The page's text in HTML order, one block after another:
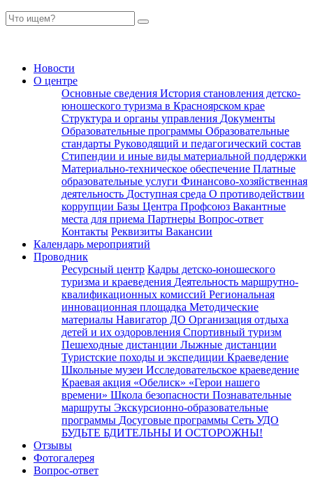
Новости
О центре
Основные сведения История становления детско-
юношеского туризма в Красноярском крае
Структура и органы управления Документы
Образовательные программы Образовательные
стандарты Руководящий и педагогический состав
Стипендии и иные виды материальной поддержки
Материально-техническое обеспечение Платные
образовательные услуги Финансово-хозяйственная
деятельность Доступная среда О противодействии
коррупции Базы Центра Профсоюз Вакантные
места для приема Партнеры Вопрос-ответ
Контакты Реквизиты Вакансии
Календарь мероприятий
Проводник
Ресурсный центр Кадры детско-юношеского
туризма и краеведения Деятельность маршрутно-
квалификационных комиссий Региональная
инновационная площадка Методические
материалы Навигатор ДО Организация отдыха
детей и их оздоровления Спортивный туризм
Пешеходные дистанции Лыжные дистанции
Туристские походы и экспедиции Краеведение
Школьные музеи Исследовательское краеведение
Краевая акция «Обелиск» «Герои нашего
времени» Школа безопасности Познавательные
маршруты Экскурсионно-образовательные
программы Досуговые программы Сеть УДО
БУДЬТЕ БДИТЕЛЬНЫ И ОСТОРОЖНЫ!
Отзывы
Фотогалерея
Вопрос-ответ